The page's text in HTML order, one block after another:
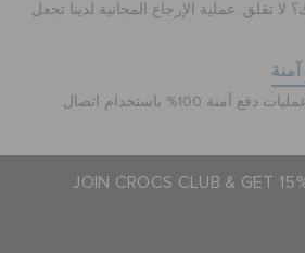
تقلق. عملية الإرجاع المجانية لدينا تجعل
JOIN CROCS CLUB & GET